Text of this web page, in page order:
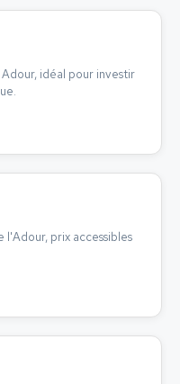
idéal pour investir
prix accessibles